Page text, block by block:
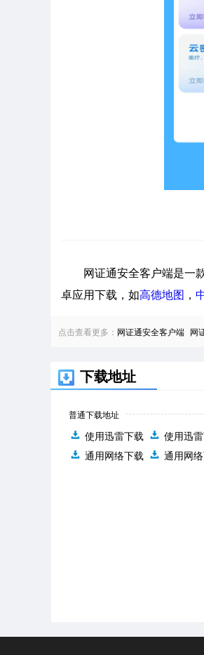
网证通安全客户端是一款
卓应用下载，如高德地图 ，
点击查看更多： 网证通安全客户端 网
下载地址
普通下载地址
使用迅雷下载
使用迅
通用网络下载
通用网